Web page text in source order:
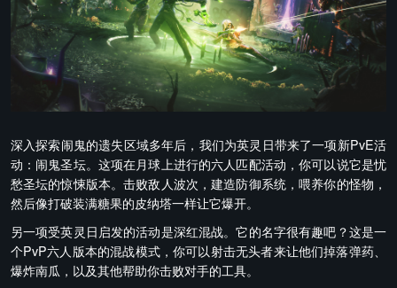
深入探索闹鬼的遗失区域多年后，我们为英灵日带来了一项新PvE活
动：闹鬼圣坛。这项在月球上进行的六人匹配活动，你可以说它是忧
愁圣坛的惊悚版本。击败敌人波次，建造防御系统，喂养你的怪物，
然后像打破装满糖果的皮纳塔一样让它爆开。
另一项受英灵日启发的活动是深红混战。它的名字很有趣吧？这是一
个PvP六人版本的混战模式，你可以射击无头者来让他们掉落弹药、
爆炸南瓜，以及其他帮助你击败对手的工具。